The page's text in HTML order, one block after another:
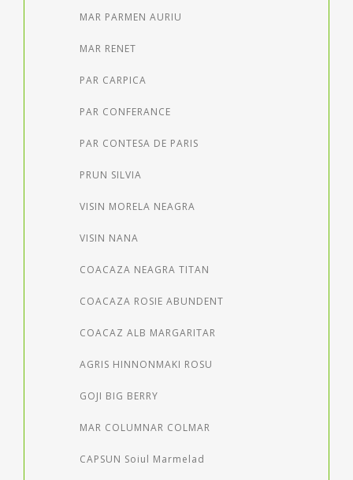
MAR PARMEN AURIU
MAR RENET
PAR CARPICA
PAR CONFERANCE
PAR CONTESA DE PARIS
PRUN SILVIA
VISIN MORELA NEAGRA
VISIN NANA
COACAZA NEAGRA TITAN
COACAZA ROSIE ABUNDENT
COACAZ ALB MARGARITAR
AGRIS HINNONMAKI ROSU
GOJI BIG BERRY
MAR COLUMNAR COLMAR
CAPSUN Soiul Marmelad